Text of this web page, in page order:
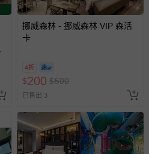
挪威森林 - 挪威森林 VIP 森活
卡
4折
$200 $500
已售出 3